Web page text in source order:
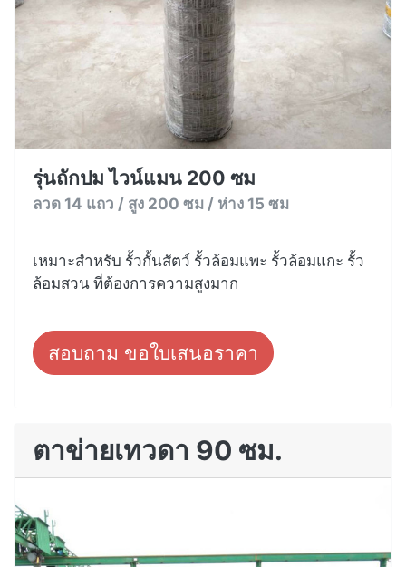
รุ่นถักปม ไวน์แมน 200 ซม
ลวด 14 แถว / สูง 200 ซม / ห่าง 15 ซม
เหมาะสำหรับ รั้วกั้นสัตว์ รั้วล้อมแพะ รั้วล้อมแกะ รั้ว
ล้อมสวน ที่ต้องการความสูงมาก
สอบถาม ขอใบเสนอราคา
ตาข่ายเทวดา 90 ซม.